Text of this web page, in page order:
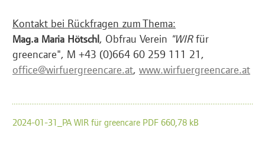
Kontakt bei Rückfragen zum Thema:
Mag.a Maria Hötschl, Obfrau Verein "WIRfür
greencare", M +43 (0)664 60 259 111 21,
office@wirfuergreencare.at, www.wirfuergreencare.at
2024-01-31_PA WIR für greencare PDF 660,78 kB